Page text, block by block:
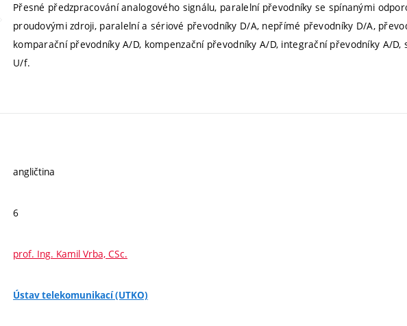
Přesné předzpracování analogového signálu, paralelní převodníky se spínanými
proudovými zdroji, paralelní a sériové převodníky D/A, nepřímé převodníky D/A,
komparační převodníky A/D, kompenzační převodníky A/D, integrační převodníky A/
U/f.
angličtina
6
prof. Ing. Kamil Vrba, CSc.
Ústav telekomunikací (UTKO)